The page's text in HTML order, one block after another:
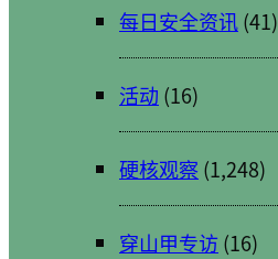
每日安全资讯(41)
活动 (16)
硬核观察 (1,248)
穿山甲专访(16)